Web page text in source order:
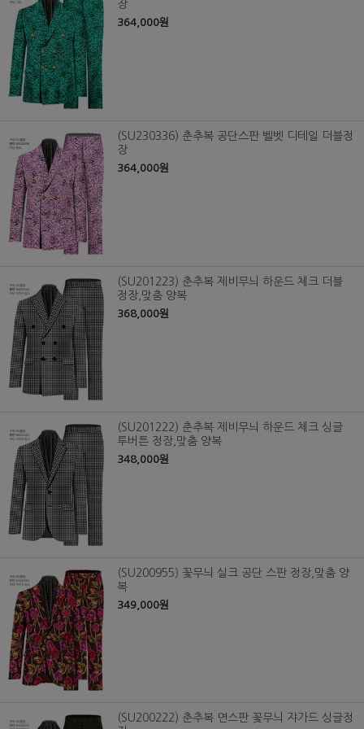
장
364,000원
(SU230336) 춘추복 공단스판 벨벳 디테일 더블정
장
364,000원
(SU201223) 춘추복 제비무늬 하운드 체크 더블
정장,맞춤 양복
368,000원
(SU201222) 춘추복 제비무늬 하운드 체크 싱글
투버튼 정장,맞춤 양복
348,000원
(SU200955) 꽃무늬 실크 공단 스판 정장,맞춤 양
복
349,000원
(SU200222) 춘추복 면스판 꽃무늬 쟈가드 싱글정